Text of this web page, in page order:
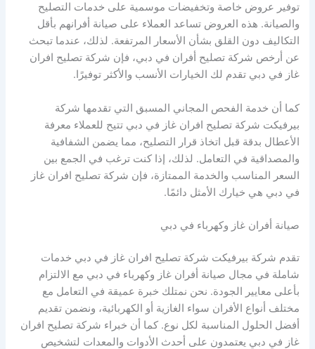
توفير عروض خاصة وتخفيضات موسمية على خدمات التصليح
والصيانة. هذه العروض تساعد العملاء على صيانة أفرانهم بأقل
التكاليف دون القلق بشأن الأسعار المرتفعة. لذلك، عندما تبحث
عن أرخص شركة تصليح أفران في دبي، فإن شركة تصليح افران
غاز في دبي تقدم لك الخيارات الأنسب والأكثر توفيرًا.
كما أن خدمة الفحص المجاني المسبق التي تقدمها شركة
بيرفيكت شركة تصليح افران غاز في دبي تتيح للعملاء معرفة
الأعطال بدقة قبل اتخاذ قرار التصليح، مما يضمن الشفافية
والمصداقية في التعامل. لذلك، إذا كنت ترغب في الجمع بين
السعر المناسب والخدمة الممتازة، فإن شركة تصليح افران غاز
في دبي هي خيارك الأمثل دائمًا.
صيانة أفران غاز وكهرباء في دبي
تقدم شركة بيرفيكت شركة تصليح افران غاز في دبي خدمات
شاملة في مجال صيانة أفران غاز وكهرباء في دبي مع الالتزام
بأعلى معايير الجودة. نحن نمتلك خبرة عميقة في التعامل مع
مختلف أنواع الأفران سواء الغازية أو الكهربائية، ونضمن تقديم
أفضل الحلول المناسبة لكل نوع. كما أن خبراء شركة تصليح افران
غاز في دبي يعتمدون على أحدث الأدوات والمعدات لتشخيص